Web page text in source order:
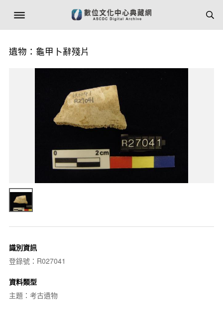
遺物：龜甲卜辭殘片
識別資訊
登錄號：R027041
資料類型
主題：考古遺物